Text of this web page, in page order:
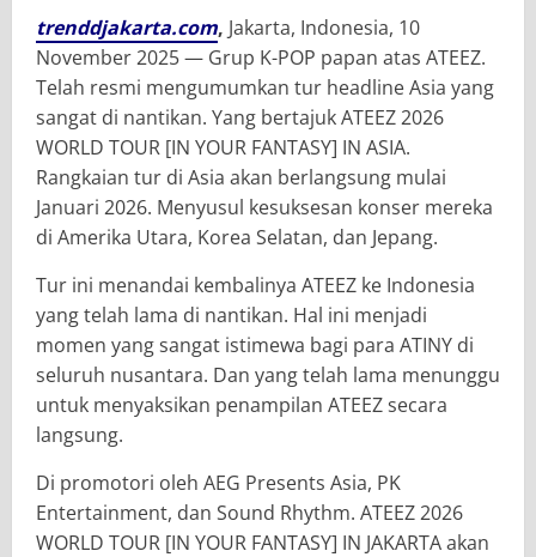
trenddjakarta.com, Jakarta, Indonesia, 10
November 2025 — Grup K-POP papan atas ATEEZ.
Telah resmi mengumumkan tur headline Asia yang
sangat di nantikan. Yang bertajuk ATEEZ 2026
WORLD TOUR [IN YOUR FANTASY] IN ASIA.
Rangkaian tur di Asia akan berlangsung mulai
Januari 2026. Menyusul kesuksesan konser mereka
di Amerika Utara, Korea Selatan, dan Jepang.
Tur ini menandai kembalinya ATEEZ ke Indonesia
yang telah lama di nantikan. Hal ini menjadi
momen yang sangat istimewa bagi para ATINY di
seluruh nusantara. Dan yang telah lama menunggu
untuk menyaksikan penampilan ATEEZ secara
langsung.
Di promotori oleh AEG Presents Asia, PK
Entertainment, dan Sound Rhythm. ATEEZ 2026
WORLD TOUR [IN YOUR FANTASY] IN JAKARTA akan